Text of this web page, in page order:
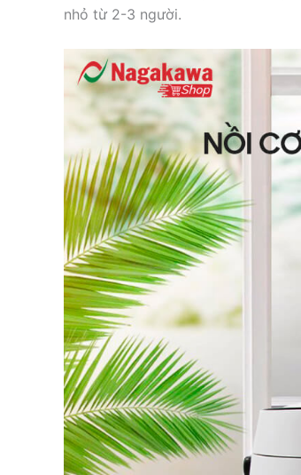
nhỏ từ 2-3 người.